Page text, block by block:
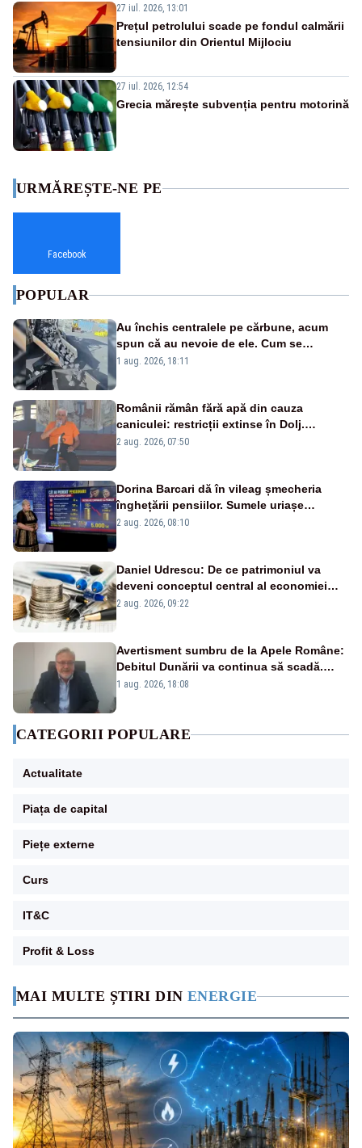
27 iul. 2026, 13:01
Prețul petrolului scade pe fondul calmării
tensiunilor din Orientul Mijlociu
27 iul. 2026, 12:54
Grecia mărește subvenția pentru motorină
MAI MULTE ȘTIRI DIN ENERGIE
URMĂREȘTE-NE PE
Facebook
POPULAR
Au închis centralele pe cărbune, acum
spun că au nevoie de ele. Cum se
pasează vina în plină criză energetică
1 aug. 2026, 18:11
Românii rămân fără apă din cauza
caniculei: restricții extinse în Dolj.
Oamenii au „cu program la robinet”
2 aug. 2026, 07:50
Dorina Barcari dă în vileag șmecheria
înghețării pensiilor. Sumele uriașe
pierdute de fiecare român
2 aug. 2026, 08:10
Daniel Udrescu: De ce patrimoniul va
deveni conceptul central al economiei
viitoare?
2 aug. 2026, 09:22
Avertisment sumbru de la Apele Române:
Debitul Dunării va continua să scadă.
Cernavodă s-ar putea închide în 4 zile
1 aug. 2026, 18:08
CATEGORII POPULARE
Actualitate
Piața de capital
Piețe externe
Curs
IT&C
Profit & Loss